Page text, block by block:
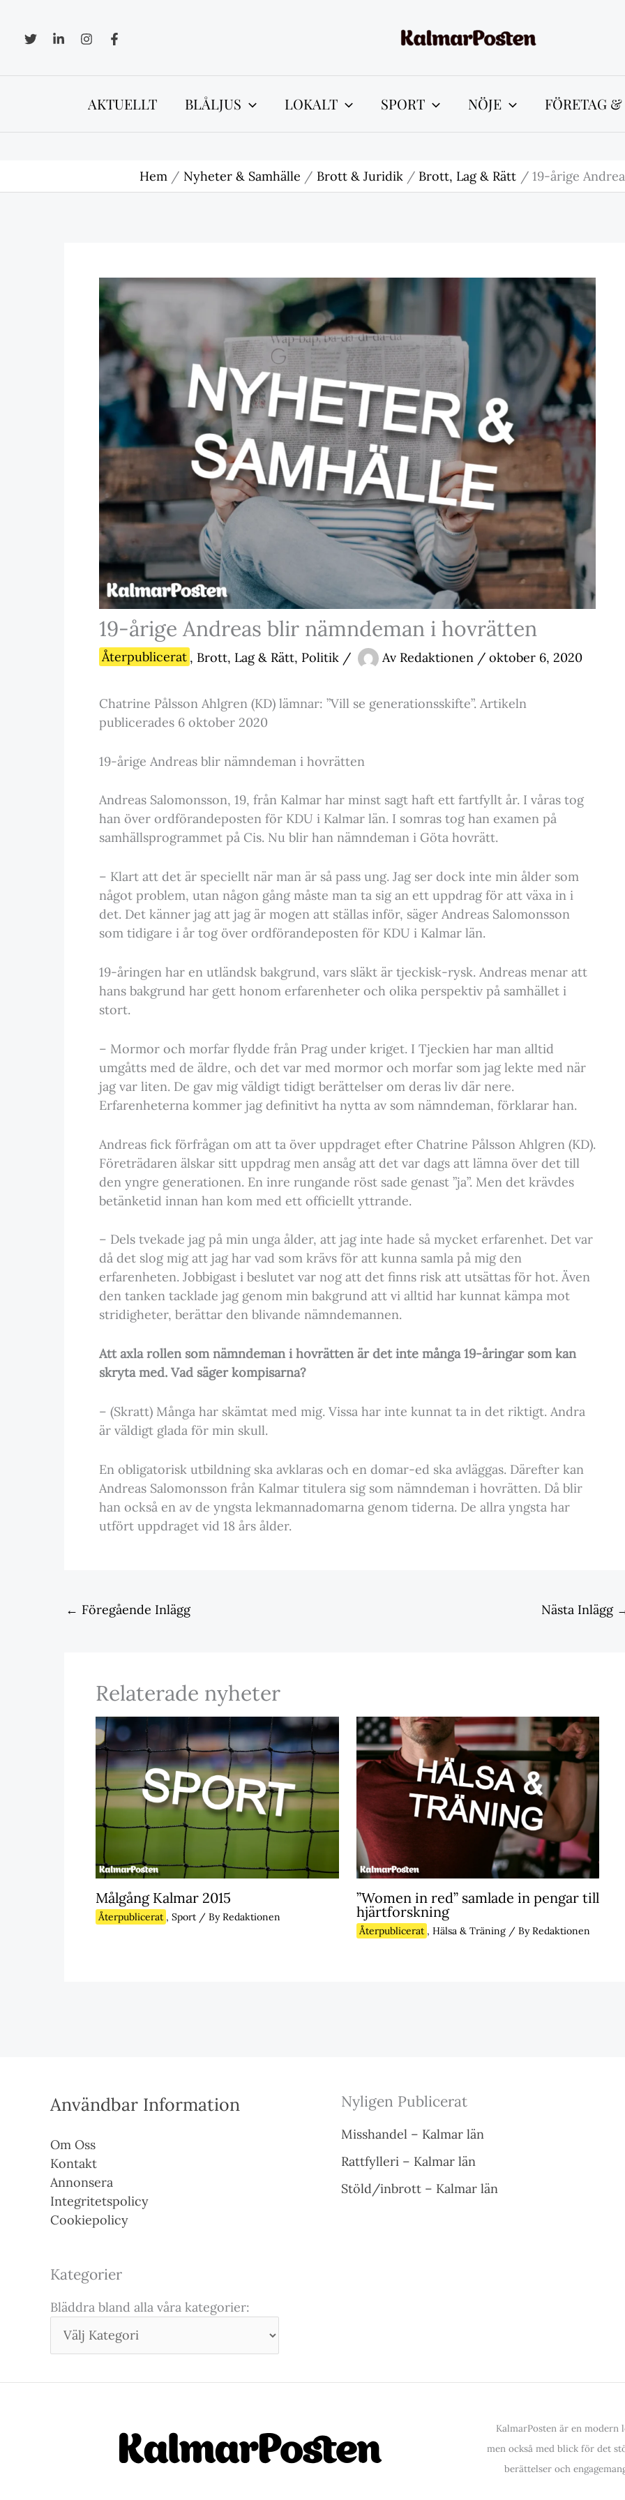
innehåll
AKTUELLT BLÅLJUS LOKALT SPORT NÖJE FÖRETAG
Hem Nyheter & Samhälle Brott & Juridik Brott, Lag & Rätt 19-årige
19-årige Andreas blir nämndeman i hovrätten
Återpublicerat , Brott, Lag & Rätt, Politik / Av Redaktionen / oktober 6, 2020
Chatrine Pålsson Ahlgren (KD) lämnar: ”Vill se generationsskifte”. Artikeln
publicerades 6 oktober 2020
19-årige Andreas blir nämndeman i hovrätten
Andreas Salomonsson, 19, från Kalmar har minst sagt haft ett fartfyllt år. I våras tog
han över ordförandeposten för KDU i Kalmar län. I somras tog han examen på
samhällsprogrammet på Cis. Nu blir han nämndeman i Göta hovrätt.
– Klart att det är speciellt när man är så pass ung. Jag ser dock inte min ålder som
något problem, utan någon gång måste man ta sig an ett uppdrag för att växa in i
det. Det känner jag att jag är mogen att ställas inför, säger Andreas Salomonsson
som tidigare i år tog över ordförandeposten för KDU i Kalmar län.
19-åringen har en utländsk bakgrund, vars släkt är tjeckisk-rysk. Andreas menar att
hans bakgrund har gett honom erfarenheter och olika perspektiv på samhället i
stort.
– Mormor och morfar flydde från Prag under kriget. I Tjeckien har man alltid
umgåtts med de äldre, och det var med mormor och morfar som jag lekte med när
jag var liten. De gav mig väldigt tidigt berättelser om deras liv där nere.
Erfarenheterna kommer jag definitivt ha nytta av som nämndeman, förklarar han.
Andreas fick förfrågan om att ta över uppdraget efter Chatrine Pålsson Ahlgren (KD).
Företrädaren älskar sitt uppdrag men ansåg att det var dags att lämna över det till
den yngre generationen. En inre rungande röst sade genast ”ja”. Men det krävdes
betänketid innan han kom med ett officiellt yttrande.
– Dels tvekade jag på min unga ålder, att jag inte hade så mycket erfarenhet. Det var
då det slog mig att jag har vad som krävs för att kunna samla på mig den
erfarenheten. Jobbigast i beslutet var nog att det finns risk att utsättas för hot. Även
den tanken tacklade jag genom min bakgrund att vi alltid har kunnat kämpa mot
stridigheter, berättar den blivande nämndemannen.
Att axla rollen som nämndeman i hovrätten är det inte många 19-åringar som kan
skryta med. Vad säger kompisarna?
– (Skratt) Många har skämtat med mig. Vissa har inte kunnat ta in det riktigt. Andra
är väldigt glada för min skull.
En obligatorisk utbildning ska avklaras och en domar-ed ska avläggas. Därefter kan
Andreas Salomonsson från Kalmar titulera sig som nämndeman i hovrätten. Då blir
han också en av de yngsta lekmannadomarna genom tiderna. De allra yngsta har
utfört uppdraget vid 18 års ålder.
← Föregående Inlägg Nästa Inlägg
Relaterade nyheter
Målgång Kalmar 2015
Återpublicerat , Sport / ByRedaktionen
”Women in red” samlade in pengar till
hjärtforskning
Återpublicerat , Hälsa & Träning/ ByRedaktionen
Användbar Information
Om Oss
Kontakt
Annonsera
Integritetspolicy
Cookiepolicy
Kategorier
Bläddra bland alla våra kategorier:
Nyligen Publicerat
Misshandel – Kalmar län
Rattfylleri – Kalmar län
Stöld/inbrott – Kalmar län
KalmarPosten är en modern
men också med blick för det
berättelser och